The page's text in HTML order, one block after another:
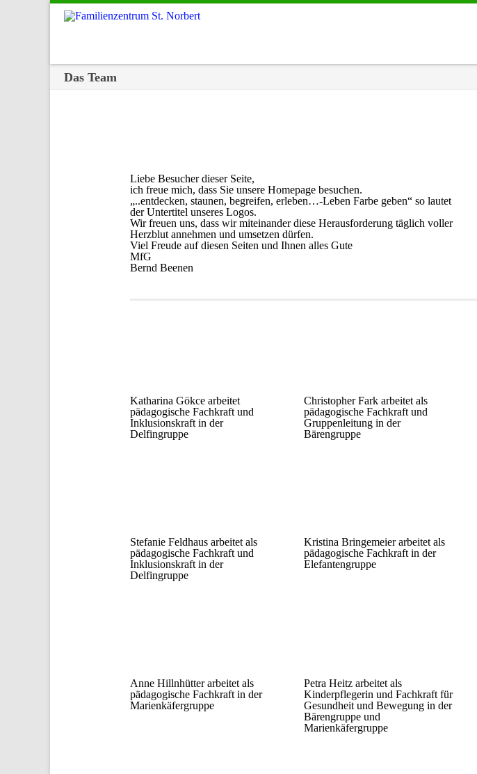
Das Team
Liebe Besucher dieser Seite,
ich freue mich, dass Sie unsere Homepage besuchen.
„..entdecken, staunen, begreifen, erleben…-Leben Farbe geben“ so lautet
der Untertitel unseres Logos.
Wir freuen uns, dass wir miteinander diese Herausforderung täglich voller
Herzblut annehmen und umsetzen dürfen.
Viel Freude auf diesen Seiten und Ihnen alles Gute
MfG
Bernd Beenen
Katharina Gökce arbeitet
pädagogische Fachkraft und
Inklusionskraft in der
Delfingruppe
Christopher Fark arbeitet als
pädagogische Fachkraft und
Gruppenleitung in der
Bärengruppe
Stefanie Feldhaus arbeitet als
pädagogische Fachkraft und
Inklusionskraft in der
Delfingruppe
Kristina Bringemeier arbeitet als
pädagogische Fachkraft in der
Elefantengruppe
Anne Hillnhütter arbeitet als
pädagogische Fachkraft in der
Marienkäfergruppe
Petra Heitz arbeitet als
Kinderpflegerin und Fachkraft für
Gesundheit und Bewegung in der
Bärengruppe und
Marienkäfergruppe